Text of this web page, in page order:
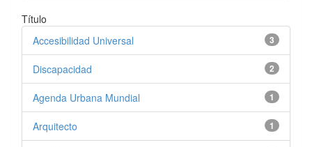
Título
3
Accesibilidad Universal
2
Discapacidad
1
Agenda Urbana Mundial
1
Arquitecto